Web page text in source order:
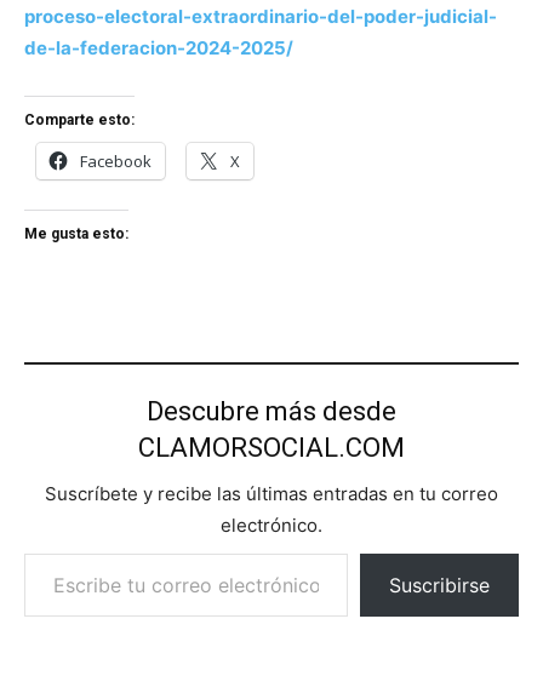
proceso-electoral-extraordinario-del-poder-judicial-
de-la-federacion-2024-2025/
Comparte esto:
Facebook X
Me gusta esto:
Descubre más desde
CLAMORSOCIAL.COM
Suscríbete y recibe las últimas entradas en tu correo
electrónico.
Escribe tu correo electrónico…
Suscribirse